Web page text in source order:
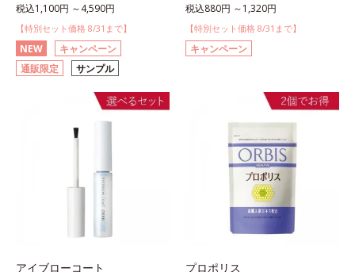
税込1,100円 ～4,590円
【特別セット価格 8/31まで】
NEW
キャンペーン
通販限定
サンプル
税込880円 ～1,320円
【特別セット価格 8/31まで】
キャンペーン
アイブローコート プロポリス